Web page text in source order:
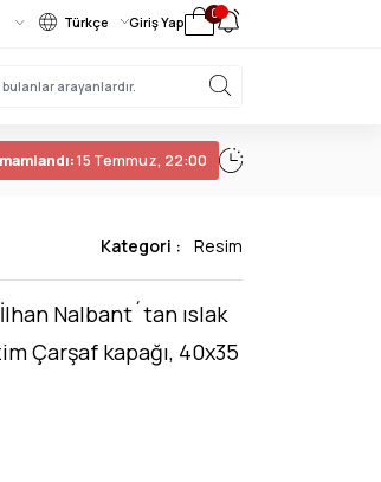
Türkçe Giriş Yap 0
15 Temmuz, 22:00
Kategori : Resim
Nalbant´tan ıslak
Çarşaf kapağı, 40x35